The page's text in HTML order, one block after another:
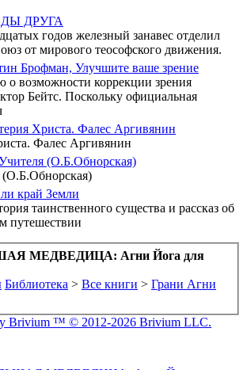
ДРУГА
годов железный занавес отделил
от мирового теософского движения.
Брофман, Улучшите ваше зрение
возможности коррекции зрения
Бейтс. Поскольку официальная
Христа. Фалес Аргивянин
Фалес Аргивянин
(О.Б.Обнорская)
(О.Б.Обнорская)
край Земли
таинственного существа и рассказ об
путешествии
МЕДВЕДИЦА: Агни Йога для
Библиотека > Все книги > Грани Агни
Brivium ™ © 2012-2026 Brivium LLC.